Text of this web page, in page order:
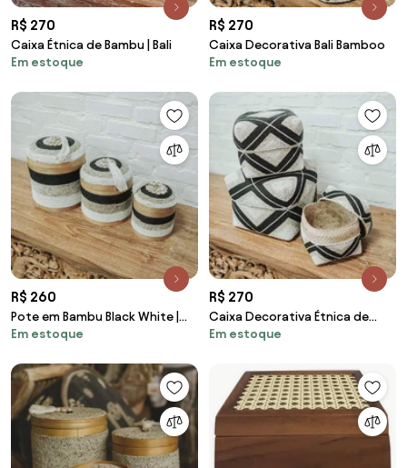
R$ 270
Caixa Étnica de Bambu | Bali
Em estoque
R$ 270
Caixa Decorativa Bali Bamboo
Em estoque
R$ 260
Pote em Bambu Black White |
Bali
Em estoque
R$ 270
Caixa Decorativa Étnica de
Bambu | Bali
Em estoque